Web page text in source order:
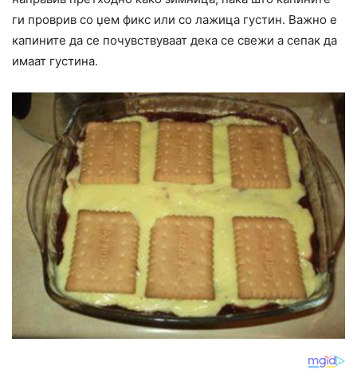
ги проврив со џем фикс или со лажица густин. Важно е
капините да се почувствуваат дека се свежи а сепак да
имаат густина.